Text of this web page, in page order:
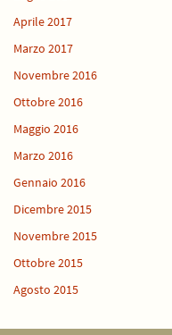
Aprile 2017
Marzo 2017
Novembre 2016
Ottobre 2016
Maggio 2016
Marzo 2016
Gennaio 2016
Dicembre 2015
Novembre 2015
Ottobre 2015
Agosto 2015